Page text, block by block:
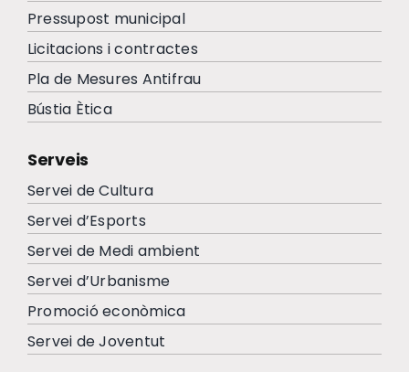
Pressupost municipal
Licitacions i contractes
Pla de Mesures Antifrau
Bústia Ètica
Serveis
Servei de Cultura
Servei d’Esports
Servei de Medi ambient
Servei d’Urbanisme
Promoció econòmica
Servei de Joventut